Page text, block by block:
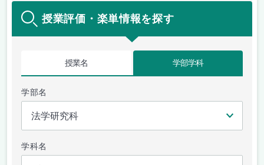
授業評価・楽単情報を探す
授業名 学部学科
学部名
学科名